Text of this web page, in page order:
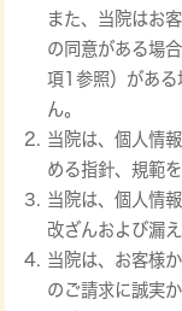
また、当院はお
の同意がある場
項1参照）がある
ん。
当院は、個人情
める指針、規範を
当院は、個人情
改ざんおよび漏
当院は、お客様
のご請求に誠実